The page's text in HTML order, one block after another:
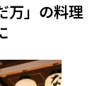
万」の料理